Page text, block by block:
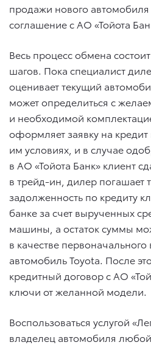
продажи нового
соглашение с АО «Тойота
Весь процесс обмена
шагов. Пока специалист
оценивает текущий
может определиться с
и необходимой
оформляет заявку на
им условиях, и в случае
в АО «Тойота Банк» клиент
в трейд-ин, дилер погашает
задолженность по кредиту
банке за счет вырученных
машины, а остаток суммы
в качестве
автомобиль Toyota. После
кредитный договор с АО
ключи от желанной модели.
Воспользоваться услугой
владелец автомобиля